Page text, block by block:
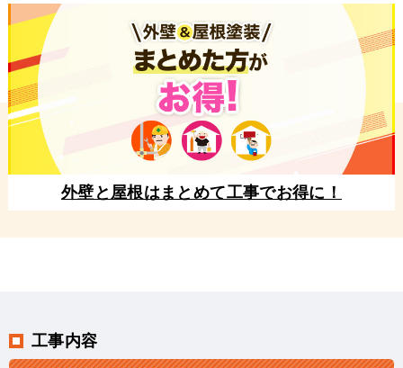
外壁と屋根はまとめて工事でお得に！
工事内容